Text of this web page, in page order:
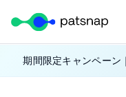
期間限定キャンペー